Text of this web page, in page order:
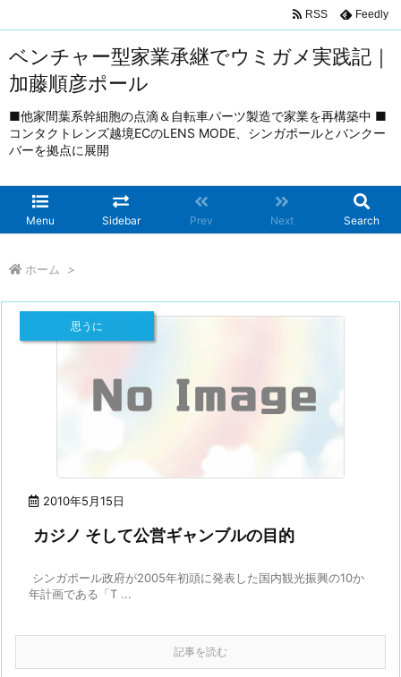
ベンチャー型家業承継でウミガメ実践記｜
加藤順彦ポール
■他家間葉系幹細胞の点滴＆自転車パーツ製造で家業を再構築中 ■
コンタクトレンズ越境ECのLENS MODE、シンガポールとバンクー
バーを拠点に展開
Menu Sidebar Prev Next Search
RSS Feedly
ホーム >
2010年5月15日
思うに
カジノ そして公営ギャンブルの目的
シンガポール政府が2005年初頭に発表した国内観光振興の10か
年計画である「T ...
記事を読む